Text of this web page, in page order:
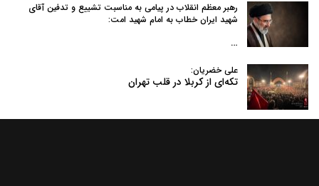
رهبر معظم انقلاب در پیامی به‌ مناسبت تشییع و تدفین آقای
شهید ایران خطاب به امام شهید امت:
…
علی خضریان:
تکه‌ای از کربلا در قلب تهران